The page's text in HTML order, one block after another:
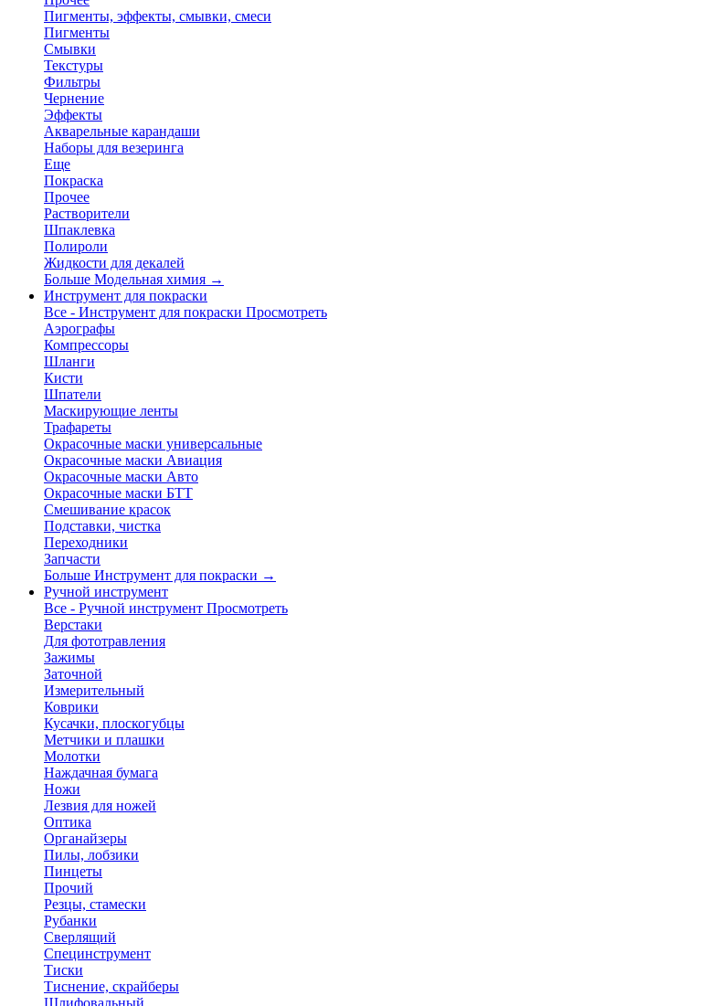
Пигменты, эффекты, смывки, смеси
Пигменты
Смывки
Текстуры
Фильтры
Чернение
Эффекты
Акварельные карандаши
Наборы для везеринга
Еще
Покраска
Прочее
Растворители
Шпаклевка
Полироли
Жидкости для декалей
Больше Модельная химия →
Инструмент для покраски
Все - Инструмент для покраски Просмотреть
Аэрографы
Компрессоры
Шланги
Кисти
Шпатели
Маскирующие ленты
Трафареты
Окрасочные маски универсальные
Окрасочные маски Авиация
Окрасочные маски Авто
Окрасочные маски БТТ
Смешивание красок
Подставки, чистка
Переходники
Запчасти
Больше Инструмент для покраски →
Ручной инструмент
Все - Ручной инструмент Просмотреть
Верстаки
Для фототравления
Зажимы
Заточной
Измерительный
Коврики
Кусачки, плоскогубцы
Метчики и плашки
Молотки
Наждачная бумага
Ножи
Лезвия для ножей
Оптика
Органайзеры
Пилы, лобзики
Пинцеты
Прочий
Резцы, стамески
Рубанки
Сверлящий
Специнструмент
Тиски
Тиснение, скрайберы
Шлифовальный